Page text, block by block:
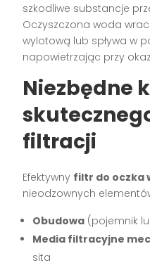
szkodliwe substancje
Oczyszczona woda
wylotową lub spływa w
napowietrzając przy
Niezbędne
filtracji
Efektywny filtr do oczka
nieodzownych
Obudowa (pojemnik
Media filtracyjne
sita